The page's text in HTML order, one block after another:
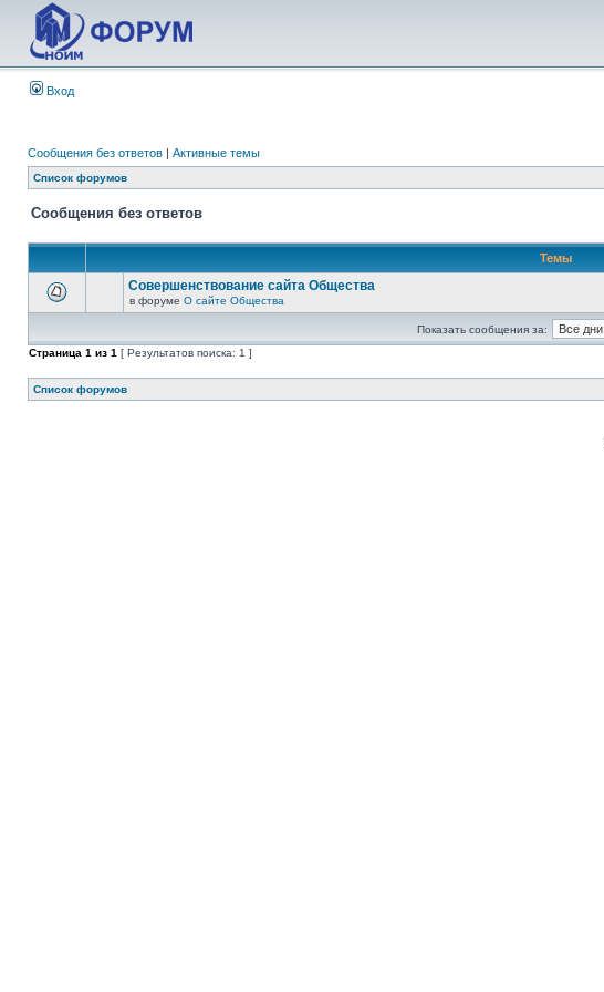
Вход
Сообщения без ответов | Активные темы
Список форумов
Сообщения без ответов
Темы
Совершенствование сайта Общества
в форуме О сайте Общества
Показать сообщения за:
Страница 1 из 1 [ Результатов поиска: 1 ]
Список форумов